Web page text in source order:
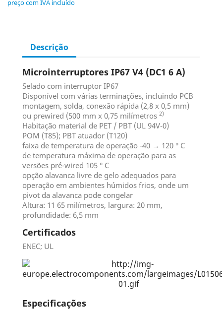
preço com IVA incluído
Descrição
Microinterruptores IP67 V4 (DC1 6 A)
Selado com interruptor IP67
Disponível com várias terminações, incluindo PCB
montagem, solda, conexão rápida (2,8 x 0,5 mm)
ou prewired (500 mm x 0,75 milímetros 2)
Habitação material de PET / PBT (UL 94V-0)
POM (T85); PBT atuador (T120)
faixa de temperatura de operação -40 → 120 ° C
de temperatura máxima de operação para as
versões pré-wired 105 ° C
opção alavanca livre de gelo adequados para
operação em ambientes húmidos frios, onde um
pivot da alavanca pode congelar
Altura: 11 65 milímetros, largura: 20 mm,
profundidade: 6,5 mm
Certificados
ENEC; UL
Especificações